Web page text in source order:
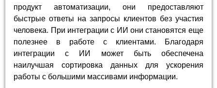
продукт автоматизации, они предоставляют
быстрые ответы на запросы клиентов без участия
человека. При интеграции с ИИ они становятся еще
полезнее в работе с клиентами. Благодаря
интеграции с ИИ может быть обеспечена
наилучшая сортировка данных для ускорения
работы с большими массивами информации.